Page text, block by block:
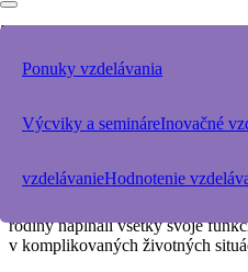
Ponuky vzdelávania
Výcviky a semináreInovačné
vzdelávanieHodnotenie
Nemáte dostatočné povolenie na
rodiny napĺňali všetky svoje
v komplikovaných životných